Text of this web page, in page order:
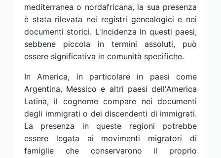
mediterranea o nordafricana, la sua presenza
è stata rilevata nei registri genealogici e nei
documenti storici. L'incidenza in questi paesi,
sebbene piccola in termini assoluti, può
essere significativa in comunità specifiche.
In America, in particolare in paesi come
Argentina, Messico e altri paesi dell'America
Latina, il cognome compare nei documenti
degli immigrati o dei discendenti di immigrati.
La presenza in queste regioni potrebbe
essere legata ai movimenti migratori di
famiglie che conservarono il proprio